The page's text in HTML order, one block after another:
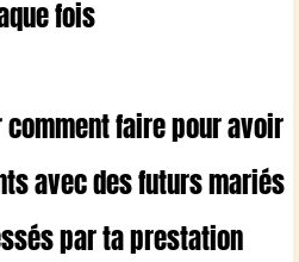
fois
faire pour avoir
avec des futurs mariés
par ta prestation